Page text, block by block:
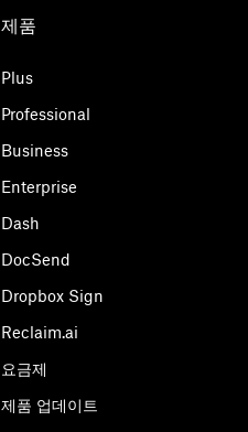
제품
Plus
Professional
Business
Enterprise
Dash
DocSend
Dropbox Sign
Reclaim.ai
요금제
제품 업데이트